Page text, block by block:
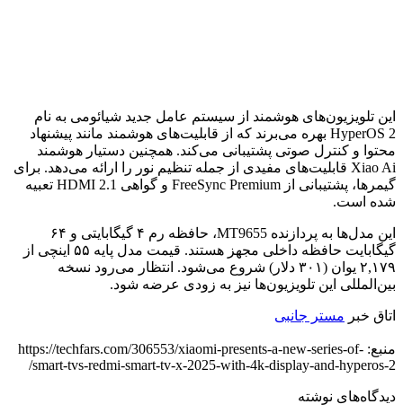
این تلویزیون‌های هوشمند از سیستم‌ عامل جدید شیائومی به نام
HyperOS 2 بهره می‌برند که از قابلیت‌های هوشمند مانند پیشنهاد
محتوا و کنترل صوتی پشتیبانی می‌کند. همچنین دستیار هوشمند
Xiao Ai قابلیت‌های مفیدی از جمله تنظیم نور را ارائه می‌دهد. برای
گیمرها، پشتیبانی از FreeSync Premium و گواهی HDMI 2.1 تعبیه
شده است.
این مدل‌ها به پردازنده MT9655، حافظه رم ۴ گیگابایتی و ۶۴
گیگابایت حافظه داخلی مجهز هستند. قیمت مدل پایه ۵۵ اینچی از
۲,۱۷۹ یوان (۳۰۱ دلار) شروع می‌شود. انتظار می‌رود نسخه
بین‌المللی این تلویزیون‌ها نیز به زودی عرضه شود.
اتاق خبر مستر جانبی
منبع: https://techfars.com/306553/xiaomi-presents-a-new-series-of-
smart-tvs-redmi-smart-tv-x-2025-with-4k-display-and-hyperos-2/
دیدگاه‌های نوشته